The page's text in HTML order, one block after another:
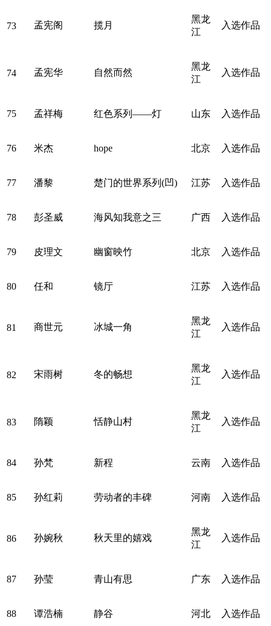
73 孟宪阁 揽月
黑龙
江
入选作品
74 孟宪华 自然而然
黑龙
江
入选作品
75 孟祥梅 红色系列——灯 山东 入选作品
76 米杰 hope 北京 入选作品
77 潘黎 楚门的世界系列(凹) 江苏 入选作品
78 彭圣威 海风知我意之三 广西 入选作品
79 皮理文 幽窗映竹 北京 入选作品
80 任和 镜厅 江苏 入选作品
81 商世元 冰城一角
黑龙
江
入选作品
82 宋雨树 冬的畅想
黑龙
江
入选作品
83 隋颖 恬静山村
黑龙
江
入选作品
84 孙梵 新程 云南 入选作品
85 孙红莉 劳动者的丰碑 河南 入选作品
86 孙婉秋 秋天里的嬉戏
黑龙
江
入选作品
87 孙莹 青山有思 广东 入选作品
88 谭浩楠 静谷 河北 入选作品